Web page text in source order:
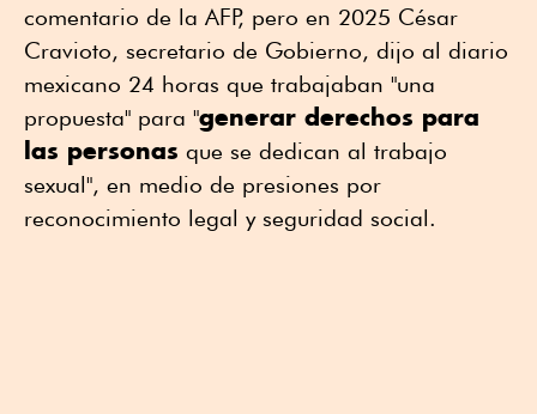
comentario de la AFP, pero en 2025 César
Cravioto, secretario de Gobierno, dijo al diario
mexicano 24 horas que trabajaban "una
propuesta" para "generar derechos para
las personas que se dedican al trabajo
sexual", en medio de presiones por
reconocimiento legal y seguridad social.